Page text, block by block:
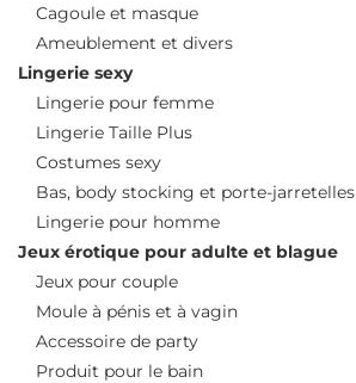
Cagoule et masque
Ameublement et divers
Lingerie sexy
Lingerie pour femme
Lingerie Taille Plus
Costumes sexy
Bas, body stocking et porte-jarretelles
Lingerie pour homme
Jeux érotique pour adulte et blague
Jeux pour couple
Moule à pénis et à vagin
Accessoire de party
Produit pour le bain